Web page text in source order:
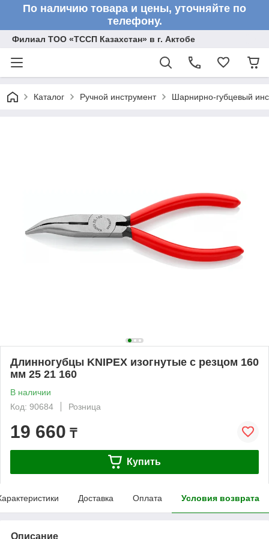
По наличию товара и цены, уточняйте по
телефону.
Филиал ТОО «ТССП Казахстан» в г. Актобе
Каталог Ручной инструмент Шарнирно-губцевый
Длинногубцы KNIPEX изогнутые с резцом 160
мм 25 21 160
В наличии
Код: 90684
Розница
19 660 ₸
Купить
Доставка Оплата Условия возврата
Описание